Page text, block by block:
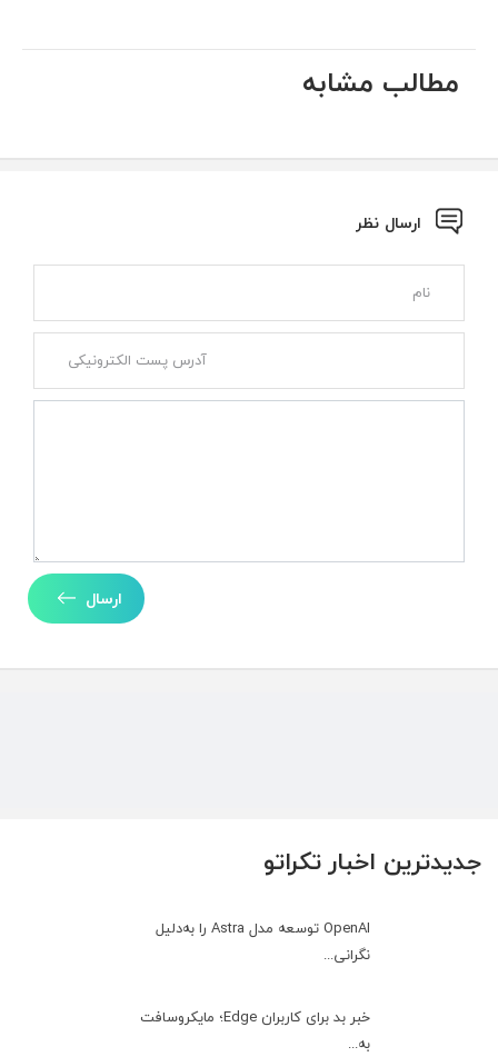
جدیدترین اخبار تکراتو
OpenAI توسعه مدل Astra را به‌دلیل
نگرانی...
خبر بد برای کاربران Edge؛ مایکروسافت
به‌...
مطالب مشابه
ارسال نظر
ارسال